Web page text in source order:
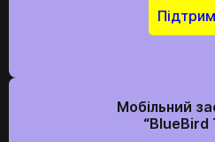
Мобільний
“BlueBird